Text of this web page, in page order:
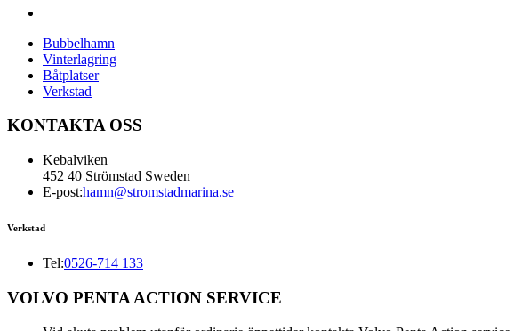
Bubbelhamn
Vinterlagring
Båtplatser
Verkstad
KONTAKTA OSS
Kebalviken
452 40 Strömstad Sweden
E-post:hamn@stromstadmarina.se
Verkstad
Tel:0526-714 133
VOLVO PENTA ACTION SERVICE